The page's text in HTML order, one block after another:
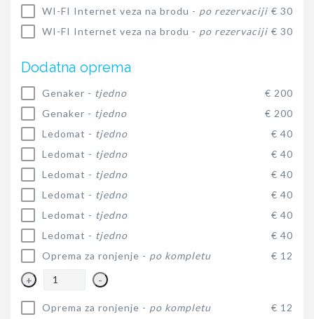
WI-FI Internet veza na brodu - po rezervaciji € 30
WI-FI Internet veza na brodu - po rezervaciji € 30
Dodatna oprema
Genaker - tjedno
€ 200
Genaker - tjedno
€ 200
Ledomat - tjedno
€ 40
Ledomat - tjedno
€ 40
Ledomat - tjedno
€ 40
Ledomat - tjedno
€ 40
Ledomat - tjedno
€ 40
Ledomat - tjedno
€ 40
Oprema za ronjenje - po kompletu € 12
+ -
Oprema za ronjenje - po kompletu € 12